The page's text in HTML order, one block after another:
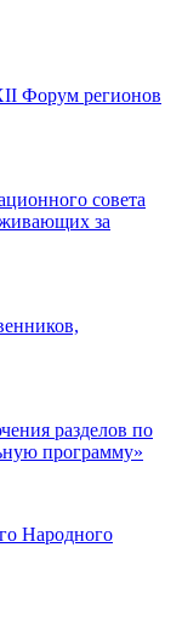
Форум регионов
совета
за
разделов по
программу»
Народного